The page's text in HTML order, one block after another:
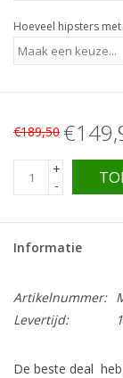
Hoeveel hipsters
€189,50
+
-
Informatie
Artikelnummer:
Levertijd:
De beste deal